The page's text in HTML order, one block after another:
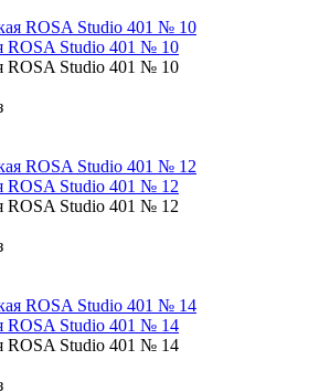
ROSA Studio 401 № 10
ROSA Studio 401 № 10
ROSA Studio 401 № 12
ROSA Studio 401 № 12
ROSA Studio 401 № 14
ROSA Studio 401 № 14